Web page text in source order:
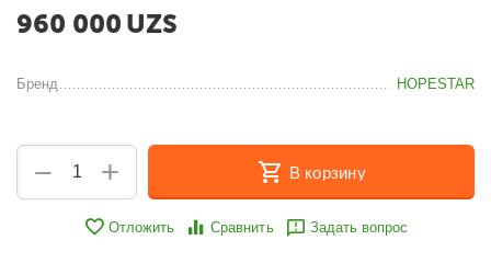
960 000 UZS
Бренд HOPESTAR
+
− В корзину
Отложить Сравнить Задать вопрос